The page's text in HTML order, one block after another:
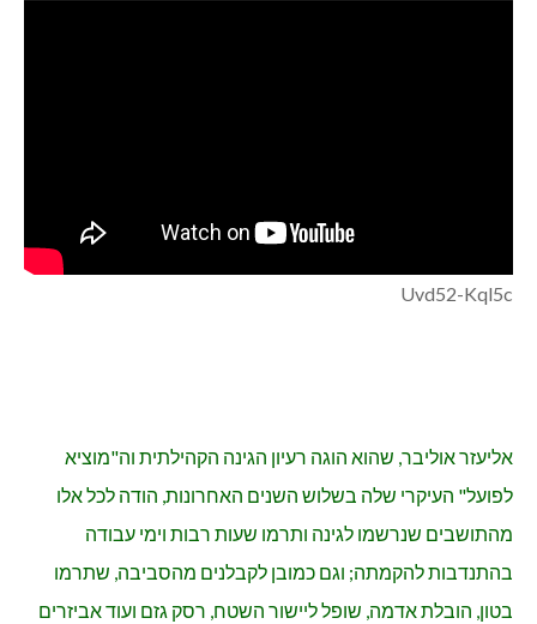
Uvd52-Kql5c
אליעזר אוליבר, שהוא הוגה רעיון הגינה הקהילתית וה"מוציא
לפועל" העיקרי שלה בשלוש השנים האחרונות, הודה לכל אלו
מהתושבים שנרשמו לגינה ותרמו שעות רבות וימי עבודה
בהתנדבות להקמתה; וגם כמובן לקבלנים מהסביבה, שתרמו
בטון, הובלת אדמה, שופל ליישור השטח, רסק גזם ועוד אביזרים